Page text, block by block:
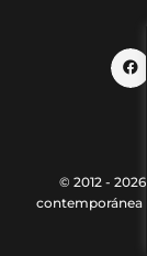
© 2012 -
contemporánea |